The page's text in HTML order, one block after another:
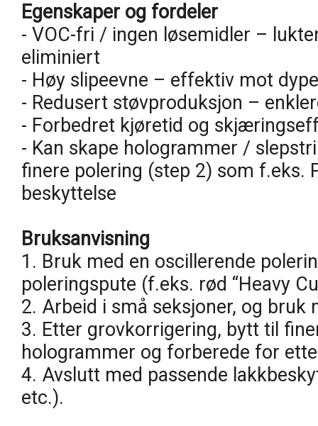
Egenskaper og fordeler
- VOC-fri / ingen løsemidler –
eliminiert
- Høy slipeevne – effektiv mot
- Redusert støvproduksjon –
- Forbedret kjøretid og
- Kan skape hologrammer /
finere polering (step 2) som f.eks.
beskyttelse
Bruksanvisning
1. Bruk med en oscillerende
poleringspute (f.eks. rød “Heavy
2. Arbeid i små seksjoner, og
3. Etter grovkorrigering, bytt til
hologrammer og forberede for
4. Avslutt med passende
etc.).